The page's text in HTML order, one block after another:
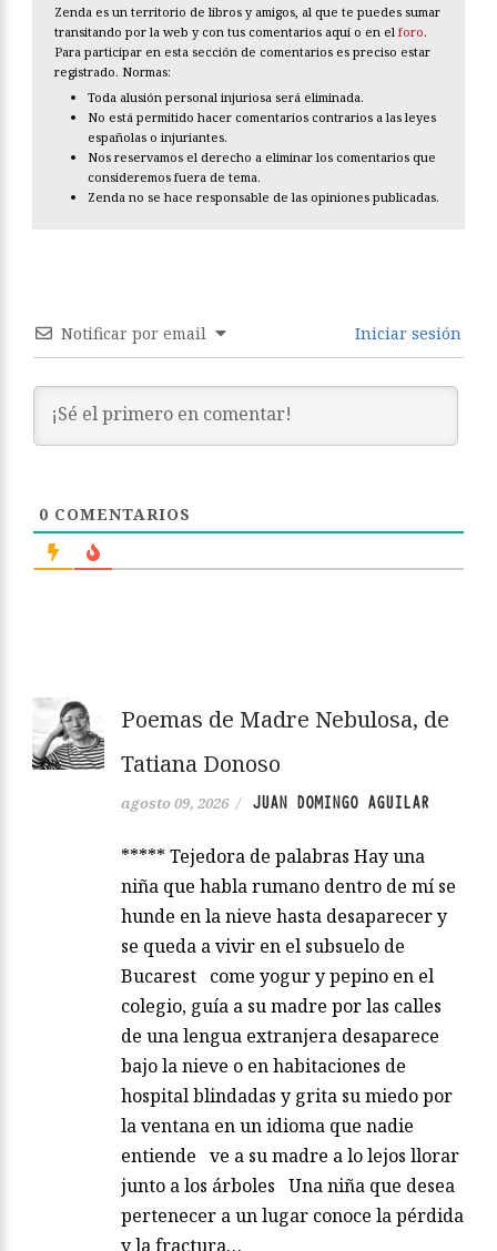
Zenda es un territorio de libros y amigos, al que te puedes sumar
transitando por la web y con tus comentarios aquí o en el foro.
Para participar en esta sección de comentarios es preciso estar
registrado. Normas:
Toda alusión personal injuriosa será eliminada.
No está permitido hacer comentarios contrarios a las leyes
españolas o injuriantes.
Nos reservamos el derecho a eliminar los comentarios que
consideremos fuera de tema.
Zenda no se hace responsable de las opiniones publicadas.
Notificar por email Iniciar sesión
0 COMENTARIOS
Poemas de Madre Nebulosa, de
Tatiana Donoso
agosto 09, 2026 / JUAN DOMINGO AGUILAR
***** Tejedora de palabras Hay una
niña que habla rumano dentro de mí se
hunde en la nieve hasta desaparecer y
se queda a vivir en el subsuelo de
Bucarest come yogur y pepino en el
colegio, guía a su madre por las calles
de una lengua extranjera desaparece
bajo la nieve o en habitaciones de
hospital blindadas y grita su miedo por
la ventana en un idioma que nadie
entiende ve a su madre a lo lejos llorar
junto a los árboles Una niña que desea
pertenecer a un lugar conoce la pérdida
y la fractura…